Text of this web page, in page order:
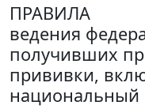
ПРАВИЛА
ведения
получивших
прививки,
национальный